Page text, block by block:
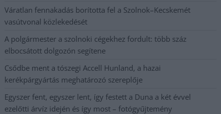
Váratlan fennakadás borította fel a Szolnok–Kecskemét
vasútvonal közlekedését
A polgármester a szolnoki cégekhez fordult: több száz
elbocsátott dolgozón segítene
Csődbe ment a tószegi Accell Hunland, a hazai
kerékpárgyártás meghatározó szereplője
Egyszer fent, egyszer lent, így festett a Duna a két évvel
ezelőtti árvíz idején és így most – fotógyűjtemény